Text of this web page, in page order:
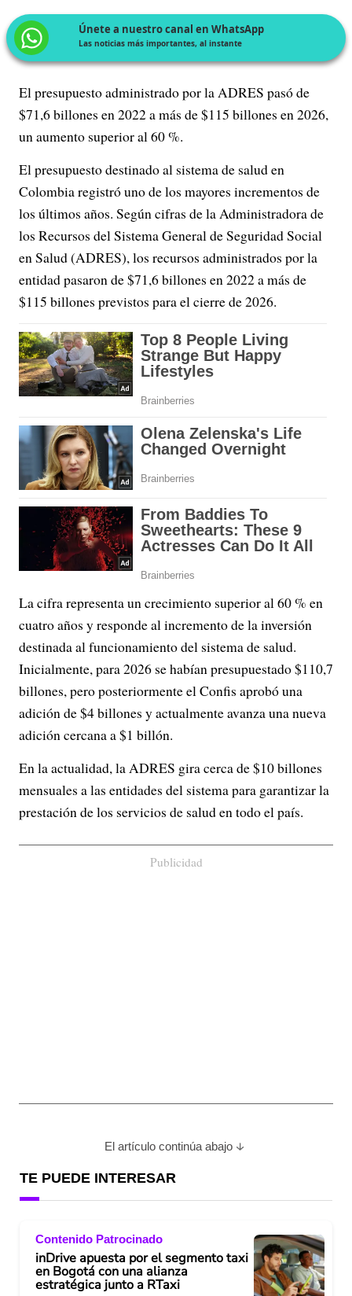
Únete a nuestro canal en WhatsApp
Las noticias más importantes, al instante
El presupuesto administrado por la ADRES pasó de
$71,6 billones en 2022 a más de $115 billones en 2026,
un aumento superior al 60 %.
El presupuesto destinado al sistema de salud en
Colombia registró uno de los mayores incrementos de
los últimos años. Según cifras de la Administradora de
los Recursos del Sistema General de Seguridad Social
en Salud (ADRES), los recursos administrados por la
entidad pasaron de $71,6 billones en 2022 a más de
$115 billones previstos para el cierre de 2026.
La cifra representa un crecimiento superior al 60 % en
cuatro años y responde al incremento de la inversión
destinada al funcionamiento del sistema de salud.
Inicialmente, para 2026 se habían presupuestado $110,7
billones, pero posteriormente el Confis aprobó una
adición de $4 billones y actualmente avanza una nueva
adición cercana a $1 billón.
En la actualidad, la ADRES gira cerca de $10 billones
mensuales a las entidades del sistema para garantizar la
prestación de los servicios de salud en todo el país.
Publicidad
El artículo continúa abajo
TE PUEDE INTERESAR
Contenido Patrocinado
inDrive apuesta por el segmento taxi
en Bogotá con una alianza
estratégica junto a RTaxi